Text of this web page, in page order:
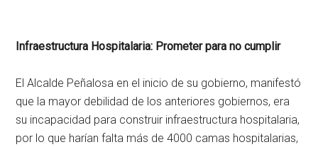
Infraestructura Hospitalaria: Prometer para no cumplir
El Alcalde Peñalosa en el inicio de su gobierno, manifestó
que la mayor debilidad de los anteriores gobiernos, era
su incapacidad para construir infraestructura hospitalaria,
por lo que harían falta más de 4000 camas hospitalarias,